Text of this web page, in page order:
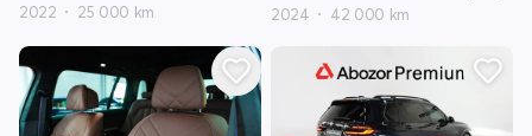
2022 25 000 km 2024 42 000 km